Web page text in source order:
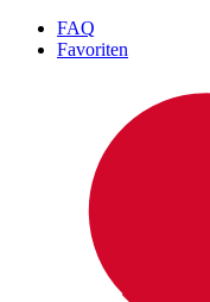
FAQ
Favoriten